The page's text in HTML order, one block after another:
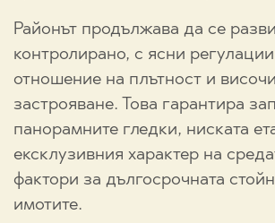
Районът продължава да се
контролирано, с ясни
отношение на плътност и
застрояване. Това гарантира
панорамните гледки, ниската
ексклузивния характер на
фактори за дългосрочната
имотите.